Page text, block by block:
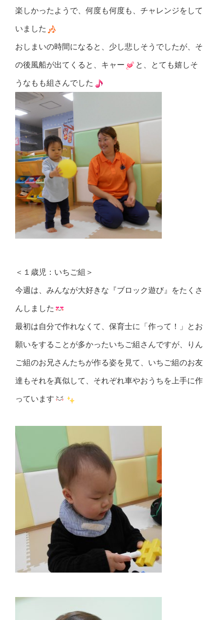
楽しかったようで、何度も何度も、チャレンジをして
いました
おしまいの時間になると、少し悲しそうでしたが、そ
の後風船が出てくると、キャー と、とても嬉しそ
うなもも組さんでした
＜１歳児：いちご組＞
今週は、みんなが大好きな『ブロック遊び』をたくさ
んしました
最初は自分で作れなくて、保育士に「作って！」とお
願いをすることが多かったいちご組さんですが、りん
ご組のお兄さんたちが作る姿を見て、いちご組のお友
達もそれを真似して、それぞれ車やおうちを上手に作
っています